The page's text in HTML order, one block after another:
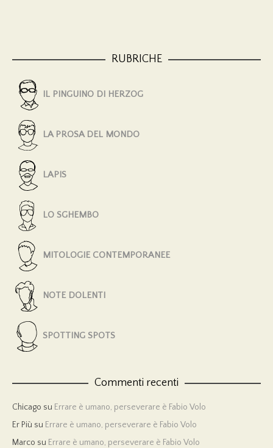
RUBRICHE
IL PINGUINO DI HERZOG
LA PROSA DEL MONDO
LAPIS
LO SGHEMBO
MITOLOGIE CONTEMPORANEE
NOTE DOLENTI
SPOTTING SPOTS
Commenti recenti
Chicago su Errare è umano, perseverare è Fabio Volo
Er Più su Errare è umano, perseverare è Fabio Volo
Marco su Errare è umano, perseverare è Fabio Volo